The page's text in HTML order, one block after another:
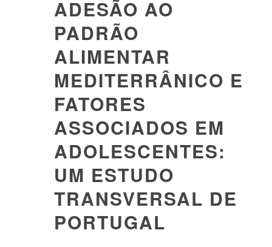
ADESÃO AO
PADRÃO
ALIMENTAR
MEDITERRÂNICO E
FATORES
ASSOCIADOS EM
ADOLESCENTES:
UM ESTUDO
TRANSVERSAL DE
PORTUGAL